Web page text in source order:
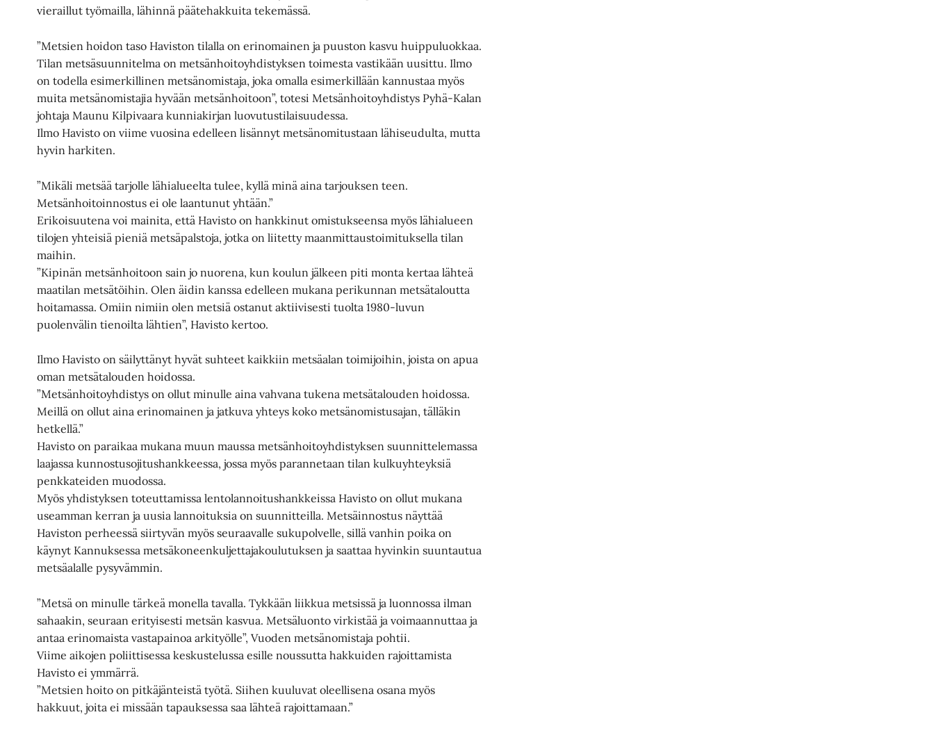
vieraillut työmailla, lähinnä päätehakkuita tekemässä.
”Metsien hoidon taso Haviston tilalla on erinomainen ja puuston kasvu huippuluokkaa.
Tilan metsäsuunnitelma on metsänhoitoyhdistyksen toimesta vastikään uusittu. Ilmo
on todella esimerkillinen metsänomistaja, joka omalla esimerkillään kannustaa myös
muita metsänomistajia hyvään metsänhoitoon”, totesi Metsänhoitoyhdistys Pyhä-Kalan
johtaja Maunu Kilpivaara kunniakirjan luovutustilaisuudessa.
Ilmo Havisto on viime vuosina edelleen lisännyt metsänomitustaan lähiseudulta, mutta
hyvin harkiten.
”Mikäli metsää tarjolle lähialueelta tulee, kyllä minä aina tarjouksen teen.
Metsänhoitoinnostus ei ole laantunut yhtään.”
Erikoisuutena voi mainita, että Havisto on hankkinut omistukseensa myös lähialueen
tilojen yhteisiä pieniä metsäpalstoja, jotka on liitetty maanmittaustoimituksella tilan
maihin.
”Kipinän metsänhoitoon sain jo nuorena, kun koulun jälkeen piti monta kertaa lähteä
maatilan metsätöihin. Olen äidin kanssa edelleen mukana perikunnan metsätaloutta
hoitamassa. Omiin nimiin olen metsiä ostanut aktiivisesti tuolta 1980-luvun
puolenvälin tienoilta lähtien”, Havisto kertoo.
Ilmo Havisto on säilyttänyt hyvät suhteet kaikkiin metsäalan toimijoihin, joista on apua
oman metsätalouden hoidossa.
”Metsänhoitoyhdistys on ollut minulle aina vahvana tukena metsätalouden hoidossa.
Meillä on ollut aina erinomainen ja jatkuva yhteys koko metsänomistusajan, tälläkin
hetkellä.”
Havisto on paraikaa mukana muun maussa metsänhoitoyhdistyksen suunnittelemassa
laajassa kunnostusojitushankkeessa, jossa myös parannetaan tilan kulkuyhteyksiä
penkkateiden muodossa.
Myös yhdistyksen toteuttamissa lentolannoitushankkeissa Havisto on ollut mukana
useamman kerran ja uusia lannoituksia on suunnitteilla. Metsäinnostus näyttää
Haviston perheessä siirtyvän myös seuraavalle sukupolvelle, sillä vanhin poika on
käynyt Kannuksessa metsäkoneenkuljettajakoulutuksen ja saattaa hyvinkin suuntautua
metsäalalle pysyvämmin.
”Metsä on minulle tärkeä monella tavalla. Tykkään liikkua metsissä ja luonnossa ilman
sahaakin, seuraan erityisesti metsän kasvua. Metsäluonto virkistää ja voimaannuttaa ja
antaa erinomaista vastapainoa arkityölle”, Vuoden metsänomistaja pohtii.
Viime aikojen poliittisessa keskustelussa esille noussutta hakkuiden rajoittamista
Havisto ei ymmärrä.
”Metsien hoito on pitkäjänteistä työtä. Siihen kuuluvat oleellisena osana myös
hakkuut, joita ei missään tapauksessa saa lähteä rajoittamaan.”